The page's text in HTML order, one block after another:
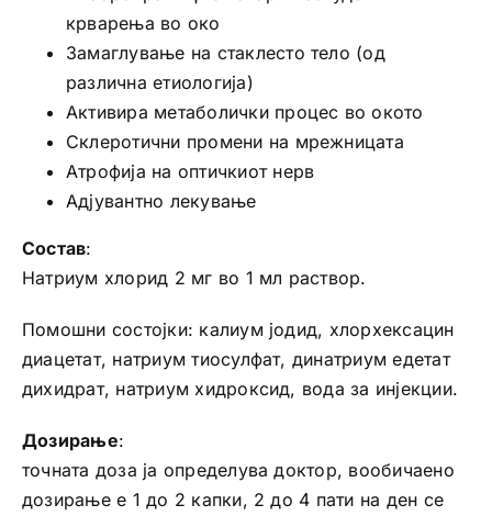
крварења во око
Замаглување на стаклесто тело (од
различна етиологија)
Активира метаболички процес во окото
Склеротични промени на мрежницата
Атрофија на оптичкиот нерв
Адјувантно лекување
Состав:
Натриум хлорид 2 мг во 1 мл раствор.
Помошни состојки: калиум јодид, хлорхексацин
диацетат, натриум тиосулфат, динатриум едетат
дихидрат, натриум хидроксид, вода за инјекции.
Дозирање:
точната доза ја определува доктор, вообичаено
дозирање е 1 до 2 капки, 2 до 4 пати на ден се